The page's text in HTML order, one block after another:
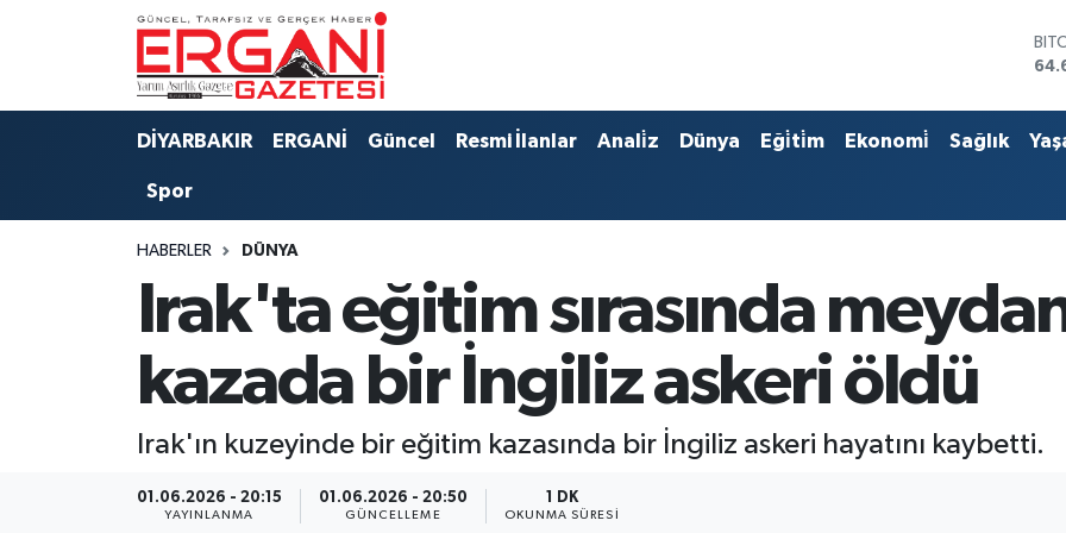
DİYARBAKIR ERGANİ Güncel Resmi İlanlar Anali̇z Dünya Eği̇ti̇m Ekonomi̇ Sağlık
Spor
HABERLER DÜNYA
Irak'ta eğitim sırasında
kazada bir İngiliz askeri öldü
Irak'ın kuzeyinde bir eğitim kazasında bir İngiliz askeri hayatını kaybetti.
01.06.2026 - 20:15
YAYINLANMA
01.06.2026 - 20:50
GÜNCELLEME
1 DK
OKUNMA SÜRESI
DİYARBAKIR
BAĞLAR
ERGANİ
Resmi İlanlar
Ergani Nöbetçi Eczaneler
Ergani Hava Durumu
Tüm Manşetler
Son Dakika Haberleri
Haber Arşivi